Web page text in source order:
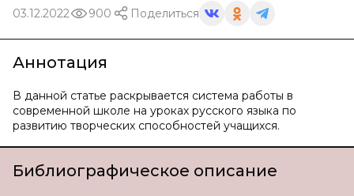
03.12.2022 900 Поделиться
Аннотация
В данной статье раскрывается система работы в
современной школе на уроках русского языка по
развитию творческих способностей учащихся.
Библиографическое описание